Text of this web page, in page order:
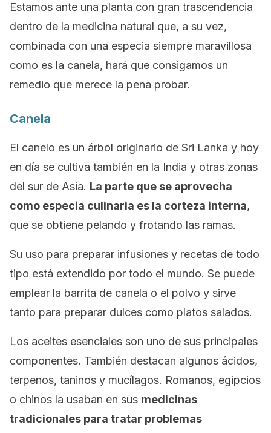
Estamos ante una planta con gran trascendencia
dentro de la medicina natural que, a su vez,
combinada con una especia siempre maravillosa
como es la canela, hará que consigamos un
remedio que merece la pena probar.
Canela
El canelo es un árbol originario de Sri Lanka y hoy
en día se cultiva también en la India y otras zonas
del sur de Asia. La parte que se aprovecha
como especia culinaria es la corteza interna,
que se obtiene pelando y frotando las ramas.
Su uso para preparar infusiones y recetas de todo
tipo está extendido por todo el mundo. Se puede
emplear la barrita de canela o el polvo y sirve
tanto para preparar dulces como platos salados.
Los aceites esenciales son uno de sus principales
componentes. También destacan algunos ácidos,
terpenos, taninos y mucílagos. Romanos, egipcios
o chinos la usaban en sus medicinas
tradicionales para tratar problemas